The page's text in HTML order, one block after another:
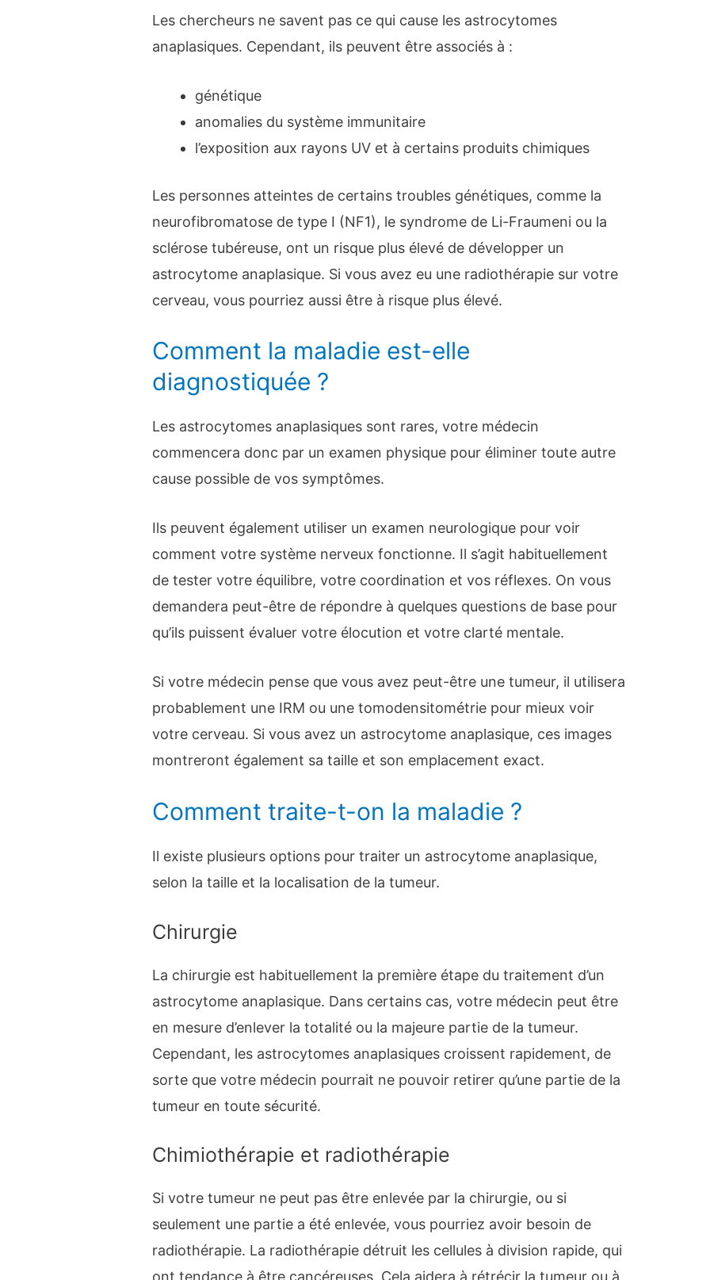
Les chercheurs ne savent pas ce qui cause les astrocytomes
anaplasiques. Cependant, ils peuvent être associés à :
génétique
anomalies du système immunitaire
l’exposition aux rayons UV et à certains produits chimiques
Les personnes atteintes de certains troubles génétiques, comme la
neurofibromatose de type I (NF1), le syndrome de Li-Fraumeni ou la
sclérose tubéreuse, ont un risque plus élevé de développer un
astrocytome anaplasique. Si vous avez eu une radiothérapie sur votre
cerveau, vous pourriez aussi être à risque plus élevé.
Comment la maladie est-elle
diagnostiquée ?
Les astrocytomes anaplasiques sont rares, votre médecin
commencera donc par un examen physique pour éliminer toute autre
cause possible de vos symptômes.
Ils peuvent également utiliser un examen neurologique pour voir
comment votre système nerveux fonctionne. Il s’agit habituellement
de tester votre équilibre, votre coordination et vos réflexes. On vous
demandera peut-être de répondre à quelques questions de base pour
qu’ils puissent évaluer votre élocution et votre clarté mentale.
Si votre médecin pense que vous avez peut-être une tumeur, il utilisera
probablement une IRM ou une tomodensitométrie pour mieux voir
votre cerveau. Si vous avez un astrocytome anaplasique, ces images
montreront également sa taille et son emplacement exact.
Comment traite-t-on la maladie ?
Il existe plusieurs options pour traiter un astrocytome anaplasique,
selon la taille et la localisation de la tumeur.
Chirurgie
La chirurgie est habituellement la première étape du traitement d’un
astrocytome anaplasique. Dans certains cas, votre médecin peut être
en mesure d’enlever la totalité ou la majeure partie de la tumeur.
Cependant, les astrocytomes anaplasiques croissent rapidement, de
sorte que votre médecin pourrait ne pouvoir retirer qu’une partie de la
tumeur en toute sécurité.
Chimiothérapie et radiothérapie
Si votre tumeur ne peut pas être enlevée par la chirurgie, ou si
seulement une partie a été enlevée, vous pourriez avoir besoin de
radiothérapie. La radiothérapie détruit les cellules à division rapide, qui